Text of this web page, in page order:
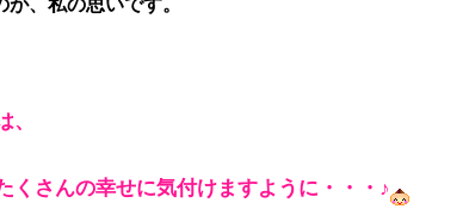
が、私の思いです。
、
くさんの幸せに気付けますように・・・♪